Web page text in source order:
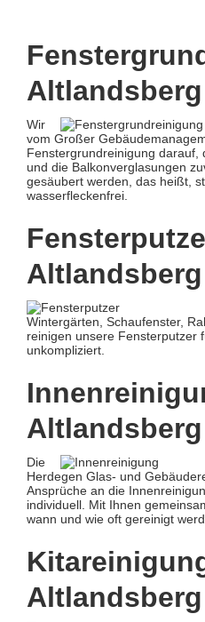
Altlandsberg
Wir
vom Großer
Fenstergrundreinigung darauf,
und die Balkonverglasungen
gesäubert werden, das heißt,
wasserfleckenfrei.
Altlandsberg
Wintergärten, Schaufenster,
reinigen unsere Fensterputzer
unkompliziert.
Altlandsberg
Die
Herdegen Glas- und
Ansprüche an die
individuell. Mit Ihnen
wann und wie oft gereinigt
Altlandsberg